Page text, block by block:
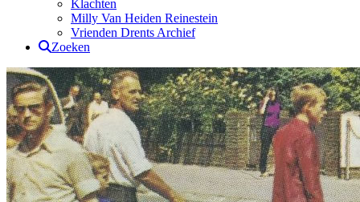
Klachten
Milly Van Heiden Reinestein
Vrienden Drents Archief
Zoeken
Drents Archief